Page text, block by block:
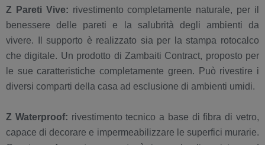
Z Pareti Vive: rivestimento completamente naturale, per il
benessere delle pareti e la salubrità degli ambienti da
vivere. Il supporto è realizzato sia per la stampa rotocalco
che digitale. Un prodotto di Zambaiti Contract, proposto per
le sue caratteristiche completamente green. Può rivestire i
diversi comparti della casa ad esclusione di ambienti umidi.
Z Waterproof: rivestimento tecnico a base di fibra di vetro,
capace di decorare e impermeabilizzare le superfici murarie.